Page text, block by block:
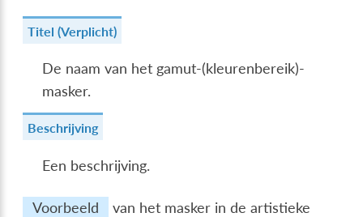
Titel (Verplicht)
De naam van het gamut-(kleurenbereik)-
masker.
Beschrijving
Een beschrijving.
Voorbeeld
van het masker in de artistieke